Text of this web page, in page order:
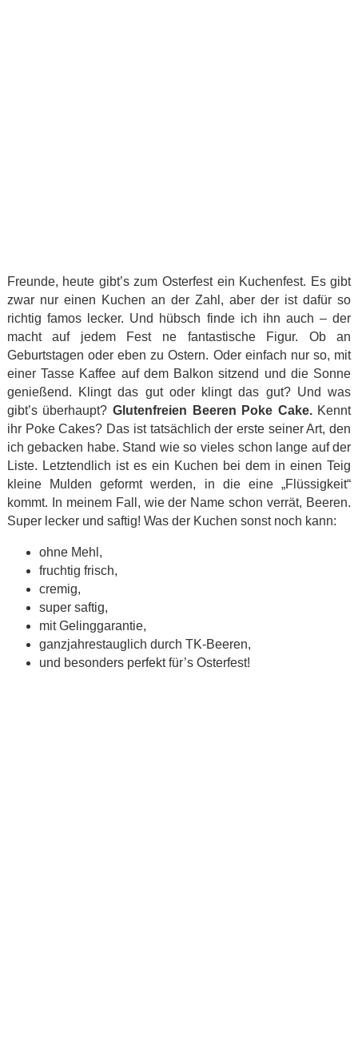
Freunde, heute gibt’s zum Osterfest ein Kuchenfest. Es gibt
zwar nur einen Kuchen an der Zahl, aber der ist dafür so
richtig famos lecker. Und hübsch finde ich ihn auch – der
macht auf jedem Fest ne fantastische Figur. Ob an
Geburtstagen oder eben zu Ostern. Oder einfach nur so, mit
einer Tasse Kaffee auf dem Balkon sitzend und die Sonne
genießend. Klingt das gut oder klingt das gut? Und was
gibt’s überhaupt? Glutenfreien Beeren Poke Cake. Kennt
ihr Poke Cakes? Das ist tatsächlich der erste seiner Art, den
ich gebacken habe. Stand wie so vieles schon lange auf der
Liste. Letztendlich ist es ein Kuchen bei dem in einen Teig
kleine Mulden geformt werden, in die eine „Flüssigkeit“
kommt. In meinem Fall, wie der Name schon verrät, Beeren.
Super lecker und saftig! Was der Kuchen sonst noch kann:
ohne Mehl,
fruchtig frisch,
cremig,
super saftig,
mit Gelinggarantie,
ganzjahrestauglich durch TK-Beeren,
und besonders perfekt für’s Osterfest!